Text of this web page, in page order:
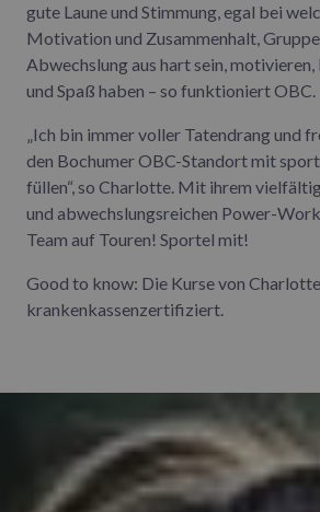
gute Laune und Stimmung, egal bei
Motivation und Zusammenhalt,
Abwechslung aus hart sein, motivieren,
und Spaß haben – so funktioniert OBC.
„Ich bin immer voller Tatendrang und
den Bochumer OBC-Standort mit
füllen“, so Charlotte. Mit ihrem
und abwechslungsreichen Power-
Team auf Touren! Sportel mit!
Good to know: Die Kurse von
krankenkassenzertifiziert.